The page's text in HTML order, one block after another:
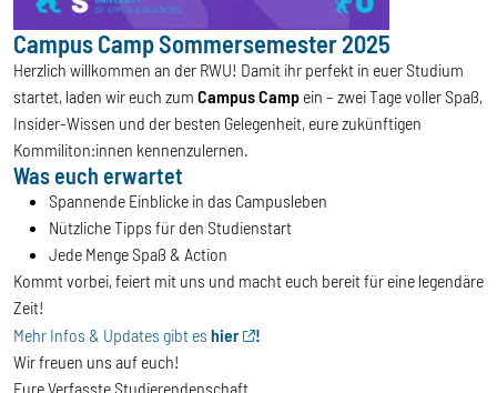
Campus Camp Sommersemester 2025
Herzlich willkommen an der RWU! Damit ihr perfekt in euer Studium
startet, laden wir euch zum Campus Camp ein – zwei Tage voller Spaß,
Insider-Wissen und der besten Gelegenheit, eure zukünftigen
Kommiliton:innen kennenzulernen.
Was euch erwartet
Spannende Einblicke in das Campusleben
Nützliche Tipps für den Studienstart
Jede Menge Spaß & Action
Kommt vorbei, feiert mit uns und macht euch bereit für eine legendäre
Zeit!
Mehr Infos & Updates gibt es hier
!
Wir freuen uns auf euch!
Eure Verfasste Studierendenschaft